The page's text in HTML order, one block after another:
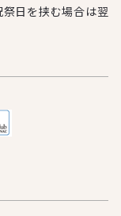
日を挟む場合は翌